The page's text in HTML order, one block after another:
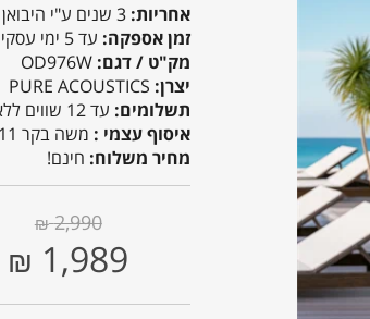
אחריות: 3 שנים ע"י היבואן הרשמי בישראל
זמן אספקה: עד 5 ימי עסקים
מק"ט / דגם: OD976W
יצרן: PURE ACOUSTICS
תשלומים: עד 12 שווים ללא ריבית
איסוף עצמי : משה בקר 11 ראשון לציון
מחיר משלוח: חינם!
2,990
₪
1,989
₪